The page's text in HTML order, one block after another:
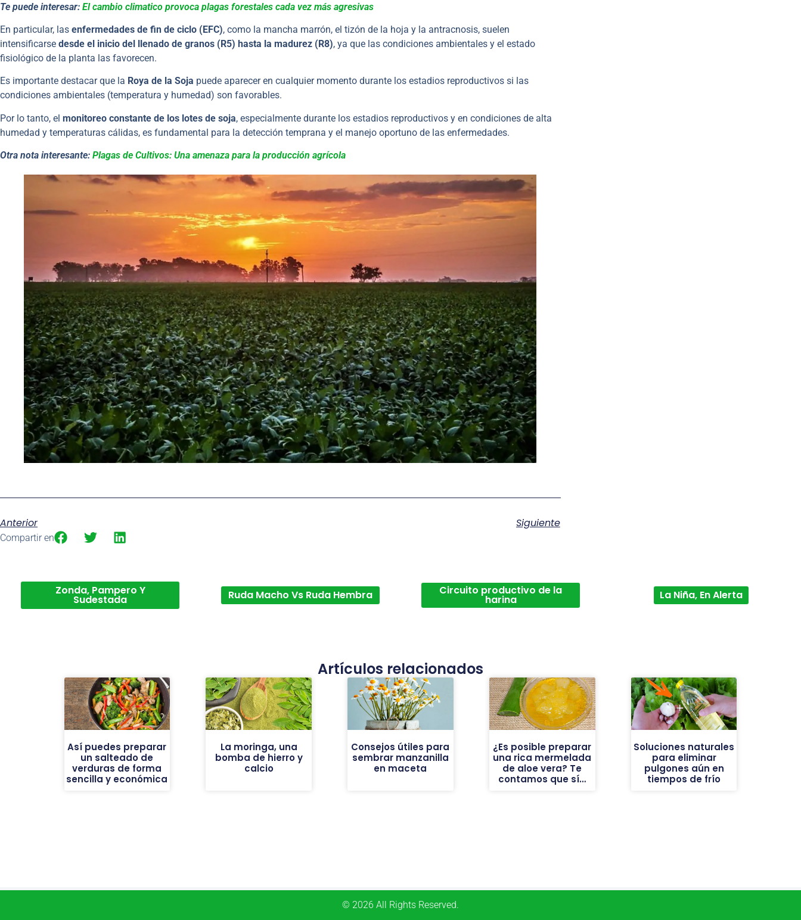
Te puede interesar: El cambio climatico provoca plagas forestales cada vez más agresivas
En particular, las enfermedades de fin de ciclo (EFC), como la mancha marrón, el tizón de la hoja y la antracnosis, suelen
intensificarse desde el inicio del llenado de granos (R5) hasta la madurez (R8), ya que las condiciones ambientales y el estado
fisiológico de la planta las favorecen.
Es importante destacar que la Roya de la Soja puede aparecer en cualquier momento durante los estadios reproductivos si las
condiciones ambientales (temperatura y humedad) son favorables.
Por lo tanto, el monitoreo constante de los lotes de soja, especialmente durante los estadios reproductivos y en condiciones de alta
humedad y temperaturas cálidas, es fundamental para la detección temprana y el manejo oportuno de las enfermedades.
Otra nota interesante: Plagas de Cultivos: Una amenaza para la producción agrícola
Anterior Siguiente
Compartir en
Zonda, Pampero Y
Sudestada Ruda Macho Vs Ruda Hembra Circuito productivo de la
harina La Niña, En Alerta
Artículos relacionados
Así puedes preparar
un salteado de
verduras de forma
sencilla y económica
La moringa, una
bomba de hierro y
calcio
Consejos útiles para
sembrar manzanilla
en maceta
¿Es posible preparar
una rica mermelada
de aloe vera? Te
contamos que sí…
Soluciones naturales
para eliminar
pulgones aún en
tiempos de frío
© 2026 All Rights Reserved.